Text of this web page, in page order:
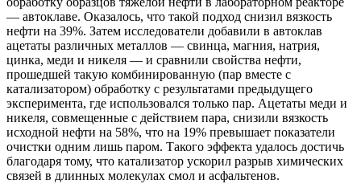
— автоклаве. Оказалось, что такой подход снизил вязкость
нефти на 39%. Затем исследователи добавили в автоклав
ацетаты различных металлов — свинца, магния, натрия,
цинка, меди и никеля — и сравнили свойства нефти,
прошедшей такую комбинированную (пар вместе с
катализатором) обработку с результатами предыдущего
эксперимента, где использовался только пар. Ацетаты меди и
никеля, совмещенные с действием пара, снизили вязкость
исходной нефти на 58%, что на 19% превышает показатели
очистки одним лишь паром. Такого эффекта удалось достичь
благодаря тому, что катализатор ускорил разрыв химических
связей в длинных молекулах смол и асфальтенов.